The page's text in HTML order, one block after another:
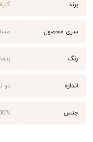
برند
سری محصول
رنگ
اندازه دو
جنس 100%